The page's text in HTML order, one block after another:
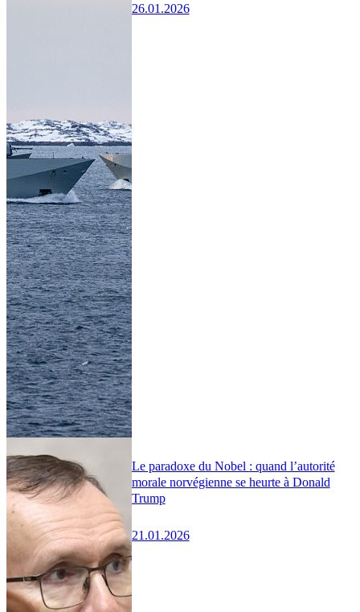
26.01.2026
Le paradoxe du Nobel : quand l’autorité
morale norvégienne se heurte à Donald
Trump
21.01.2026